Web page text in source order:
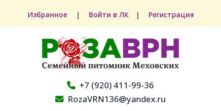
Избранное | Войти в ЛК | Регистрация
+7 (920) 411-99-36
RozaVRN136@yandex.ru